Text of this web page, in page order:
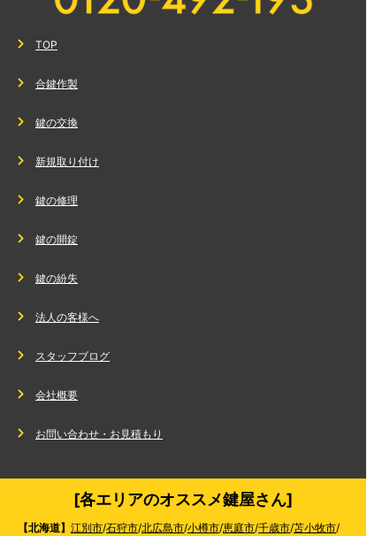
TOP
合鍵作製
鍵の交換
新規取り付け
鍵の修理
鍵の開錠
鍵の紛失
法人の客様へ
スタッフブログ
会社概要
お問い合わせ・お見積もり
[各エリアのオススメ鍵屋さん]
【北海道】 江別市/石狩市/北広島市/小樽市/恵庭市/千歳市/苫小牧市/